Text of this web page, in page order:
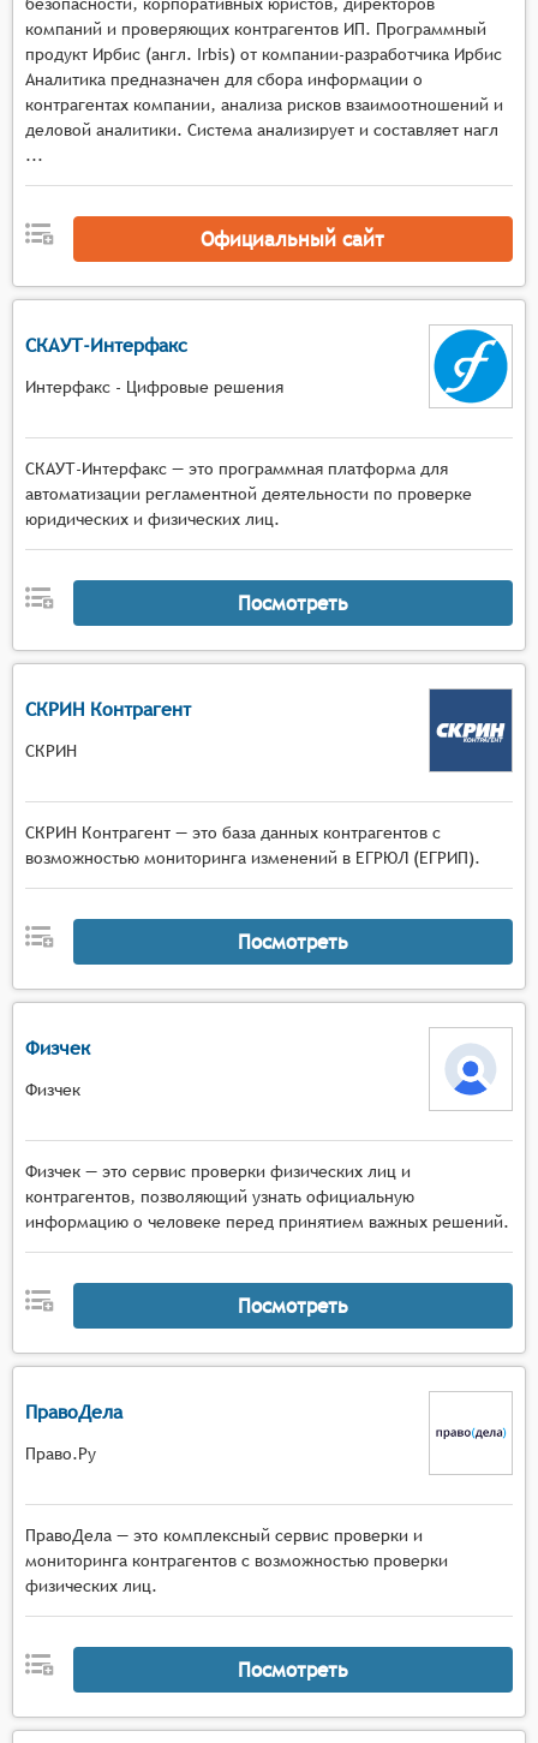
результатам проверки данных, помогая
компаниям принимать обоснованные решения
о найме и управлении рисками.
компаний и проверяющих контрагентов ИП. Программный
продукт Ирбис (англ. Irbis) от компании-разработчика Ирбис
Аналитика предназначен для сбора информации о
контрагентах компании, анализа рисков взаимоотношений и
деловой аналитики. Система анализирует и составляет нагл
...
Официальный сайт
СКАУТ-Интерфакс
Интерфакс - Цифровые решения
СКАУТ-Интерфакс — это программная платформа для
автоматизации регламентной деятельности по проверке
юридических и физических лиц.
Посмотреть
СКРИН Контрагент
СКРИН
СКРИН Контрагент — это база данных контрагентов с
возможностью мониторинга изменений в ЕГРЮЛ (ЕГРИП).
Посмотреть
Физчек
Физчек
Физчек — это сервис проверки физических лиц и
контрагентов, позволяющий узнать официальную
информацию о человеке перед принятием важных решений.
Посмотреть
ПравоДела
Право.Ру
ПравоДела — это комплексный сервис проверки и
мониторинга контрагентов с возможностью проверки
физических лиц.
Посмотреть